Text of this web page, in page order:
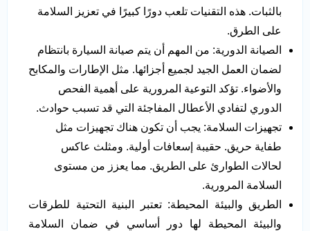
بالثبات. هذه التقنيات تلعب دورًا كبيرًا في تعزيز السلامة
على الطرق.
الصيانة الدورية: من المهم أن يتم صيانة السيارة بانتظام
لضمان العمل الجيد لجميع أجزائها. مثل الإطارات والمكابح
والأضواء. تؤكد التوعية المرورية على أهمية الفحص
الدوري لتفادي الأعطال المفاجئة التي قد تسبب حوادث.
تجهيزات السلامة: يجب أن تكون هناك تجهيزات مثل
طفاية حريق. حقيبة إسعافات أولية. ومثلث عاكس
لحالات الطوارئ على الطريق. مما يعزز من مستوى
السلامة المرورية.
الطريق والبيئة المحيطة: تعتبر البنية التحتية للطرقات
والبيئة المحيطة لها دور أساسي في ضمان السلامة